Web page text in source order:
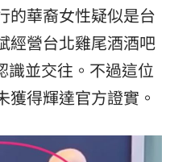
的華裔女性疑似是台
經營台北雞尾酒酒吧
識並交往。不過這位
獲得輝達官方證實。